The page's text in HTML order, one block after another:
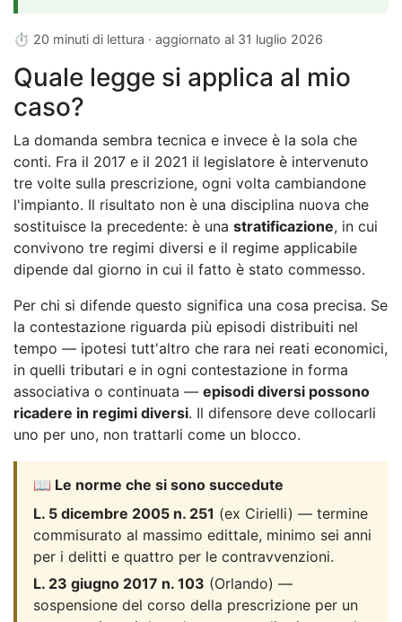
⏱ 20 minuti di lettura · aggiornato al 31 luglio 2026
Quale legge si applica al mio
caso?
La domanda sembra tecnica e invece è la sola che
conti. Fra il 2017 e il 2021 il legislatore è intervenuto
tre volte sulla prescrizione, ogni volta cambiandone
l'impianto. Il risultato non è una disciplina nuova che
sostituisce la precedente: è una stratificazione, in cui
convivono tre regimi diversi e il regime applicabile
dipende dal giorno in cui il fatto è stato commesso.
Per chi si difende questo significa una cosa precisa. Se
la contestazione riguarda più episodi distribuiti nel
tempo — ipotesi tutt'altro che rara nei reati economici,
in quelli tributari e in ogni contestazione in forma
associativa o continuata — episodi diversi possono
ricadere in regimi diversi. Il difensore deve collocarli
uno per uno, non trattarli come un blocco.
📖 Le norme che si sono succedute
L. 5 dicembre 2005 n. 251 (ex Cirielli) — termine
commisurato al massimo edittale, minimo sei anni
per i delitti e quattro per le contravvenzioni.
L. 23 giugno 2017 n. 103 (Orlando) —
sospensione del corso della prescrizione per un